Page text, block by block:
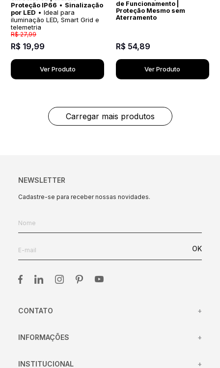
Proteção IP66 • Sinalização
por LED • Ideal para
iluminação LED, Smart Grid e
telemetria
R$ 27,99
R$ 19,99
Ver Produto
de Funcionamento |
Proteção Mesmo sem
Aterramento
R$ 54,89
Ver Produto
NEWSLETTER
Cadastre-se para receber nossas novidades.
OK
CONTATO +
INFORMAÇÕES +
INSTITUCIONAL +